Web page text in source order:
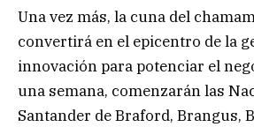
Una vez más, la cuna del
convertirá en el epicentro de la
innovación para potenciar el
una semana, comenzarán las
Santander de Braford, Brangus,